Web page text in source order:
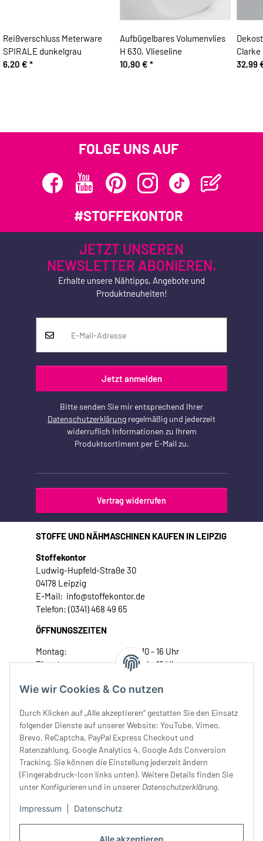
Alle akzeptieren
Wie wir Cookies & Co nutzen
Durch Klicken auf „Alle akzeptieren“ gestatten Sie den Einsatz
folgender Dienste auf unserer Website: YouTube, Vimeo,
Brevo, ReCaptcha, PayPal Express Checkout und
Ratenzahlung, Google Analytics 4, Google Ads Conversion
Tracking. Sie können die Einstellung jederzeit ändern
(Fingerabdruck-Icon links unten). Weitere Details finden Sie
unter Konfigurieren und in unserer Datenschutzerklärung.
Impressum Datenschutz
Reißverschluss Meterware
SPIRALE dunkelgrau
6,20 € *
Aufbügelbares Volumenvlies
H 630, Vlieseline
10,90 € *
Clarke
32,99
FOLGE UNS AUF
#STOFFEKONTOR
JETZT UNSEREN
NEWSLETTER ABONIEREN.
Erhalte unsere Nähtipps, Angebote und
Produktneuheiten!
Jetzt anmelden
Bitte senden Sie mir entsprechend Ihrer
Datenschutzerklärung regelmäßig und jederzeit
widerruflich Informationen zu Ihrem
Produktsortiment per E-Mail zu.
Vertrag widerrufen
STOFFE UND NÄHMASCHINEN KAUFEN IN LEIPZIG
Stoffekontor
Ludwig-Hupfeld-Straße 30
04178 Leipzig
E-Mail: info@stoffekontor.de
Telefon: (0341) 468 49 65
ÖFFNUNGSZEITEN
Montag:
10 - 16 Uhr
Dienstag:
10 - 16 Uhr
Donnerstag:
10 - 18 Uhr
Samstag:
10 - 14 Uhr
Unser Service
Rechtliches